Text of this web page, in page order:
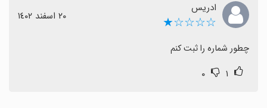
ادریس
☆☆☆☆★ ٢٠ اسفند ١٤٠٢
چطور شماره را ثبت کنم
۱ ۰